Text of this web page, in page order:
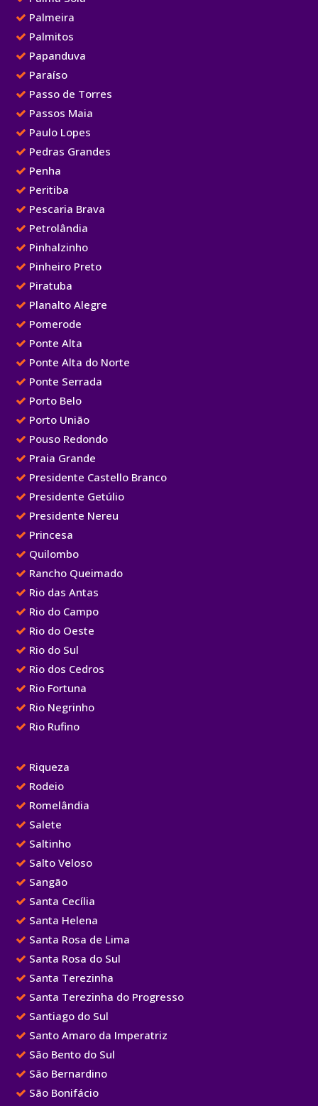
Palmeira
Palmitos
Papanduva
Paraíso
Passo de Torres
Passos Maia
Paulo Lopes
Pedras Grandes
Penha
Peritiba
Pescaria Brava
Petrolândia
Pinhalzinho
Pinheiro Preto
Piratuba
Planalto Alegre
Pomerode
Ponte Alta
Ponte Alta do Norte
Ponte Serrada
Porto Belo
Porto União
Pouso Redondo
Praia Grande
Presidente Castello Branco
Presidente Getúlio
Presidente Nereu
Princesa
Quilombo
Rancho Queimado
Rio das Antas
Rio do Campo
Rio do Oeste
Rio do Sul
Rio dos Cedros
Rio Fortuna
Rio Negrinho
Rio Rufino
Riqueza
Rodeio
Romelândia
Salete
Saltinho
Salto Veloso
Sangão
Santa Cecília
Santa Helena
Santa Rosa de Lima
Santa Rosa do Sul
Santa Terezinha
Santa Terezinha do Progresso
Santiago do Sul
Santo Amaro da Imperatriz
São Bento do Sul
São Bernardino
São Bonifácio